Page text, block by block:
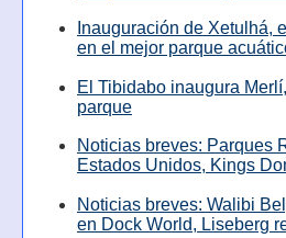
Inauguración de Xetulhá,
en el mejor parque
El Tibidabo inaugura
parque
Noticias breves: Parques
Estados Unidos, Kings
Noticias breves: Walibi
en Dock World, Liseberg